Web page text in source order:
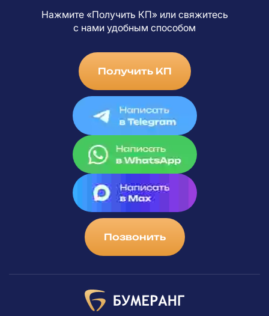
Нажмите «Получить КП» или свяжитесь
с нами удобным способом
Получить КП
Позвонить